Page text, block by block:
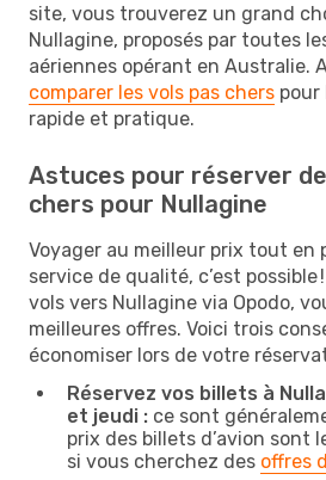
site, vous trouverez un grand
Nullagine, proposés par toutes
aériennes opérant en Australie.
comparer les vols pas chers pour
rapide et pratique.
Astuces pour réserver
chers pour Nullagine
Voyager au meilleur prix tout en
service de qualité, c’est possible
vols vers Nullagine via Opodo,
meilleures offres. Voici trois
économiser lors de votre
Réservez vos billets à
et jeudi : ce sont
prix des billets d’avion sont
si vous cherchez des offres